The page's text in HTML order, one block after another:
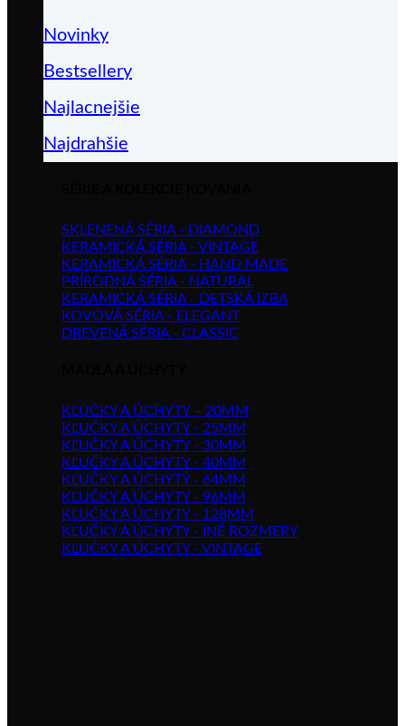
Novinky
Bestsellery
Najlacnejšie
Najdrahšie
SKLENENÁ SÉRIA - DIAMOND
KERAMICKÁ SÉRIA - VINTAGE
KERAMICKÁ SÉRIA - HAND MADE
PRÍRODNÁ SÉRIA - NATURAL
KERAMICKÁ SÉRIA - DETSKÁ IZBA
KOVOVÁ SÉRIA - ELEGANT
DREVENÁ SÉRIA - CLASSIC
KĽUČKY A ÚCHYTY – 20MM
KĽUČKY A ÚCHYTY - 25MM
KĽUČKY A ÚCHYTY - 30MM
KĽUČKY A ÚCHYTY - 40MM
KĽUČKY A ÚCHYTY - 64MM
KĽUČKY A ÚCHYTY - 96MM
KĽUČKY A ÚCHYTY - 128MM
KĽUČKY A ÚCHYTY - INÉ ROZMERY
KĽUČKY A ÚCHYTY - VINTAGE